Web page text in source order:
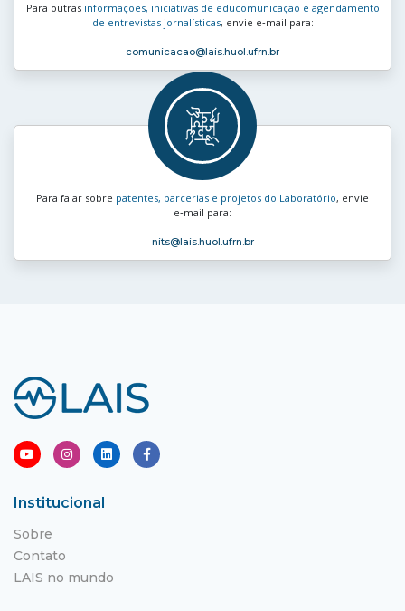
Para outras informações, iniciativas de educomunicação e agendamento
de entrevistas jornalísticas, envie e‑mail para:
comunicacao@lais.huol.ufrn.br
Para falar sobre patentes, parcerias e projetos do Laboratório, envie
e‑mail para:
nits@lais.huol.ufrn.br
Institucional
Sobre
Contato
LAIS no mundo